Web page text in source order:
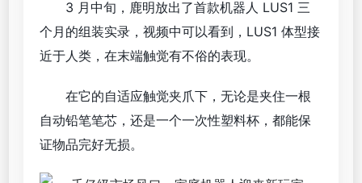
3 月中旬，鹿明放出了首款机器人 LUS1 三
个月的组装实录，视频中可以看到，LUS1 体型接
近于人类，在末端触觉有不俗的表现。
在它的自适应触觉夹爪下，无论是夹住一根
自动铅笔笔芯，还是一个一次性塑料杯，都能保
证物品完好无损。